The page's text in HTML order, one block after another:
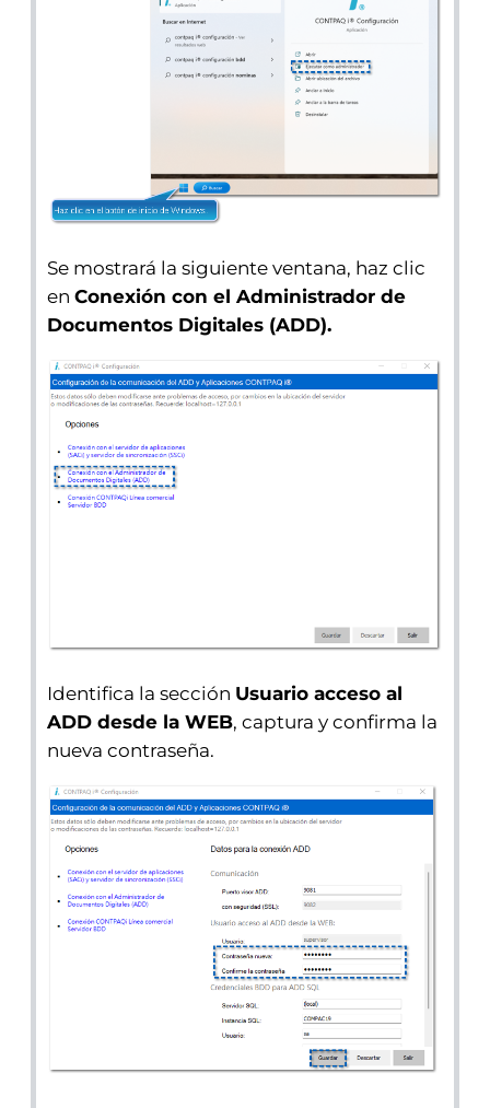
Se mostrará la siguiente ventana, haz clic
en Conexión con el Administrador de
Documentos Digitales (ADD).
Identifica la sección Usuario acceso al
ADD desde la WEB, captura y confirma la
nueva contraseña.